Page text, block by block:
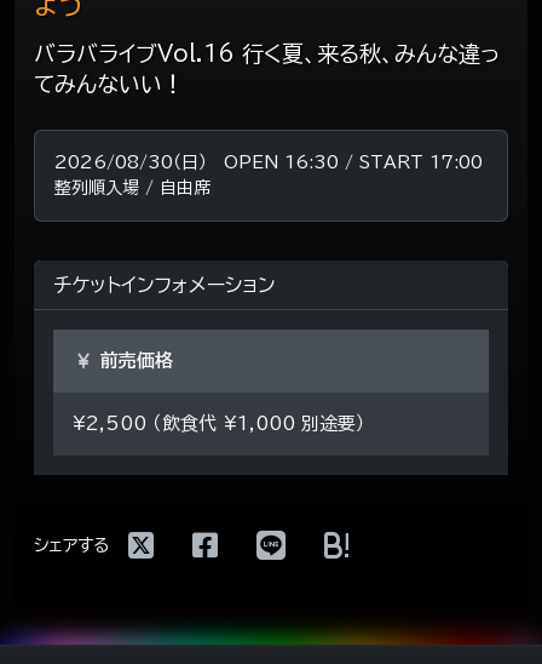
バラバライブVol.16 行く夏、来る秋、みんな違っ
てみんないい！
2026/08/30（日） OPEN 16:30 / START 17:00
整列順入場 / 自由席
チケットインフォメーション
前売価格
¥2,500 （飲食代 ¥1,000 別途要）
シェアする !